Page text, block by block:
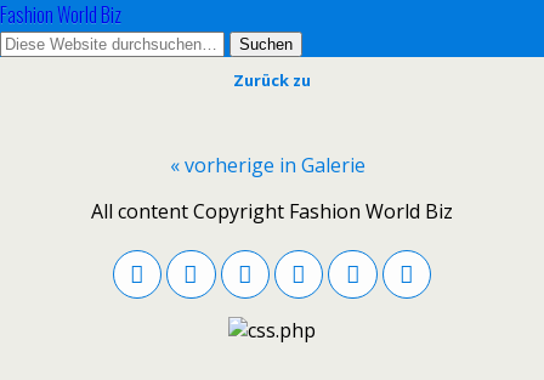
Fashion World Biz
Zurück zu
« vorherige in Galerie
All content Copyright Fashion World Biz